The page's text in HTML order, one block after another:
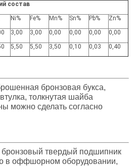
состав
Ni% Fe% Mn% Sn% Pb%
Zn%
3,00 3,00 0,00 0,00 0,00
0,00
5,50 5,50 3,50 0,10 0,03 0,40
бронзовая букса,
толкнутая шайба
можно сделать согласно
твердый подшипник
в оффшорном оборудовании,